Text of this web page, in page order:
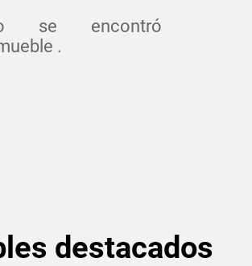
se encontró
.
destacados